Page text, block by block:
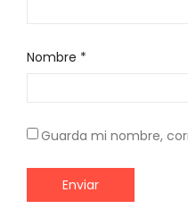
Nombre *
Guarda mi nombre,